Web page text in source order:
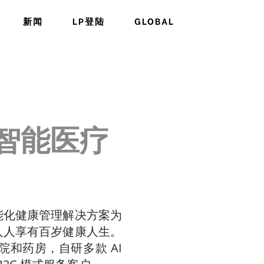
新闻 LP登陆 GLOBAL
能医疗
健康管理解决方案为
享有百岁健康人生。
和药房，自研多款 AI